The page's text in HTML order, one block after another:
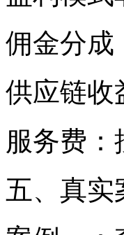
佣金分成
供应链收
服务费
五、真实